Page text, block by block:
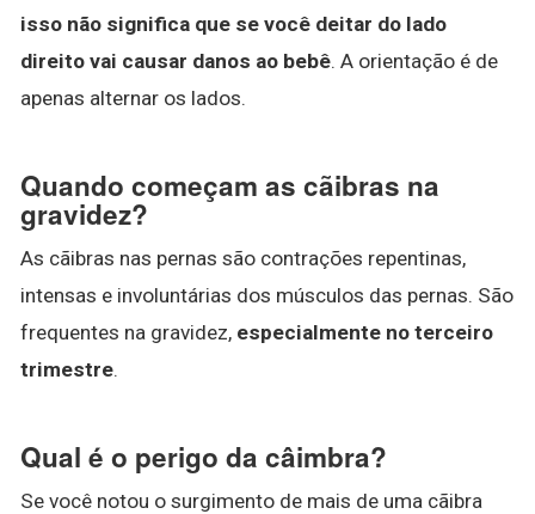
isso não significa que se você deitar do lado
direito vai causar danos ao bebê. A orientação é de
apenas alternar os lados.
Quando começam as cãibras na
gravidez?
As cãibras nas pernas são contrações repentinas,
intensas e involuntárias dos músculos das pernas. São
frequentes na gravidez, especialmente no terceiro
trimestre.
Qual é o perigo da câimbra?
Se você notou o surgimento de mais de uma cãibra